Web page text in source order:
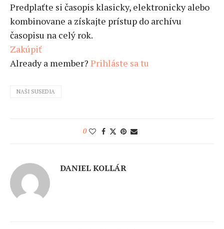
Predplaťte si časopis klasicky, elektronicky alebo
kombinovane a získajte prístup do archívu
časopisu na celý rok.
Zakúpiť
Already a member? Prihláste sa tu
NAŠI SUSEDIA
0
DANIEL KOLLÁR